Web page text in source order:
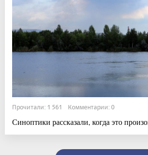
Прочитали: 1 561 Комментарии: 0
Синоптики рассказали, когда это